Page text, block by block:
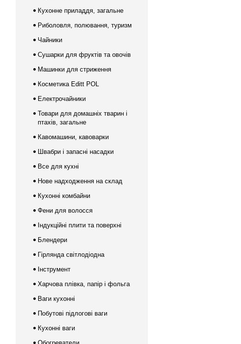
Кухонне приладдя, загальне
Риболовля, полювання, туризм
Чайники
Сушарки для фруктів та овочів
Машинки для стриження
Косметика Editt POL
Електрочайники
Товари для домашніх тварин і
птахів, загальне
Кавомашини, кавоварки
Швабри і запасні насадки
Все для кухні
Нове надходження на склад
Кухонні комбайни
Фени для волосся
Індукційні плити та поверхні
Блендери
Гірлянда світлодіодна
Інструмент
Харчова плівка, папір і фольга
Ваги кухонні
Побутові підлогові ваги
Кухонні ваги